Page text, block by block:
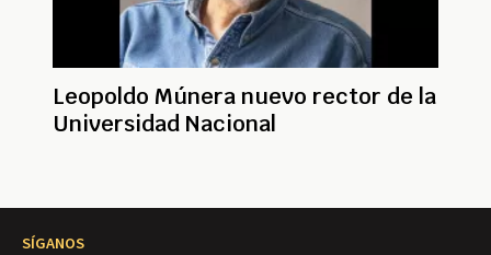
Leopoldo Múnera nuevo rector de la
Universidad Nacional
SÍGANOS